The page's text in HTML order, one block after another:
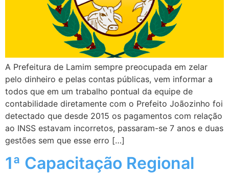
A Prefeitura de Lamim sempre preocupada em zelar
pelo dinheiro e pelas contas públicas, vem informar a
todos que em um trabalho pontual da equipe de
contabilidade diretamente com o Prefeito Joãozinho foi
detectado que desde 2015 os pagamentos com relação
ao INSS estavam incorretos, passaram-se 7 anos e duas
gestões sem que esse erro […]
1ª Capacitação Regional